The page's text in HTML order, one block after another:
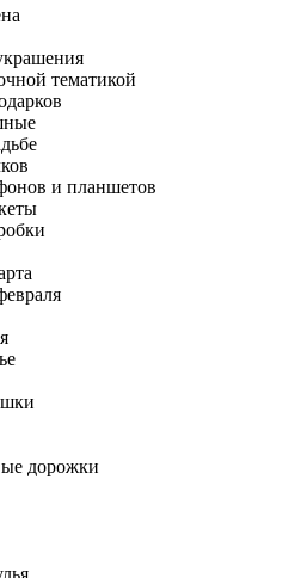
тематикой
и планшетов
дорожки